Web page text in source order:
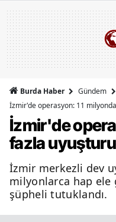
Burda Haber
Gündem
İzmir'de operasyon: 11
İzmir'de
fazla
İzmir merkezli dev
milyonlarca hap ele
şüpheli tutuklandı.